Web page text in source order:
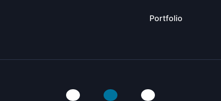
Portfolio